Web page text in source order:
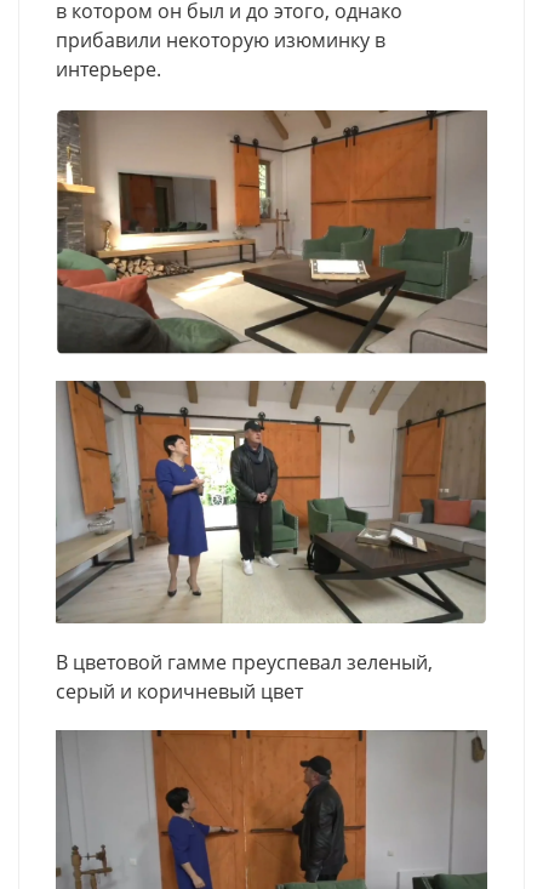
в котором он был и до этого, однако
прибавили некоторую изюминку в
интерьере.
В цветовой гамме преуспевал зеленый,
серый и коричневый цвет